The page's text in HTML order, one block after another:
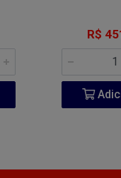
R$